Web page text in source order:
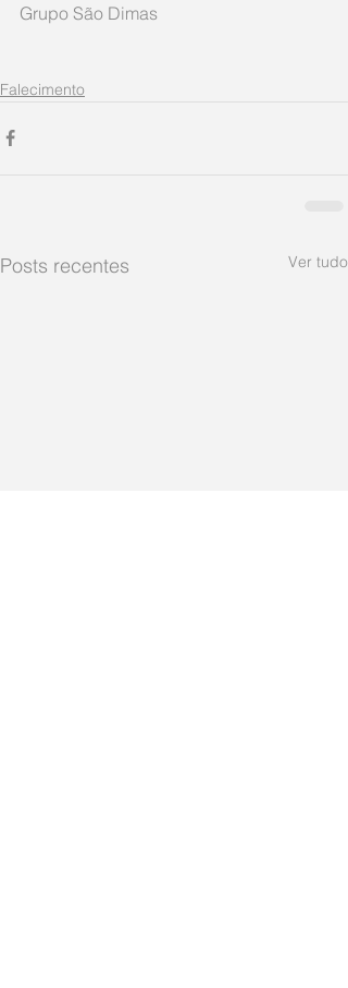
Grupo São Dimas
Falecimento
Posts recentes Ver tudo